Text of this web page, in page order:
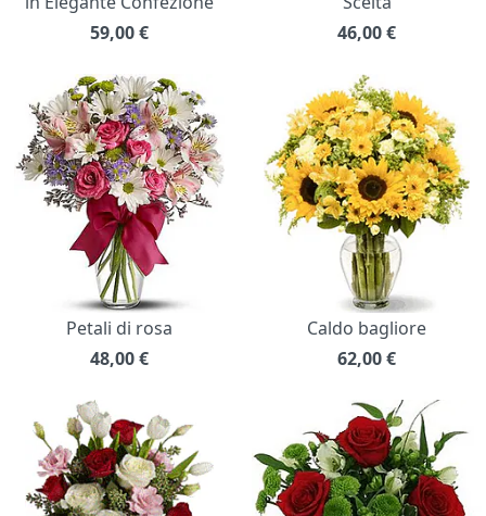
59,00€
46,00€
Petali di rosa
48,00€
Caldo bagliore
62,00€